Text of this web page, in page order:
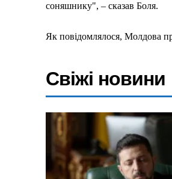
соняшнику", – сказав Боля.
Як повідомлялося, Молдова
Свіжі новини